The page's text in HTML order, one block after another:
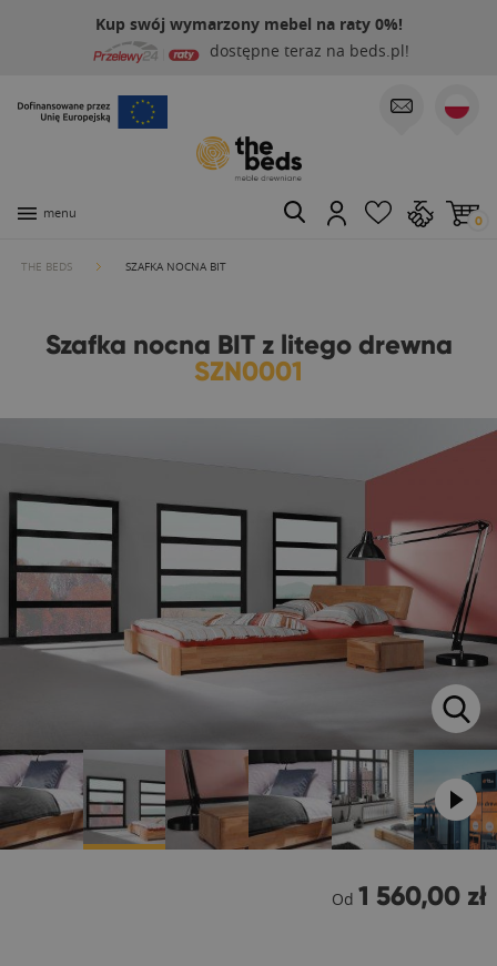
Kup swój wymarzony mebel na raty 0%!
dostępne teraz na beds.pl!
menu 0
THE BEDS SZAFKA NOCNA BIT
Szafka nocna BIT z litego drewna
SZN0001
Od 1 560,00 zł